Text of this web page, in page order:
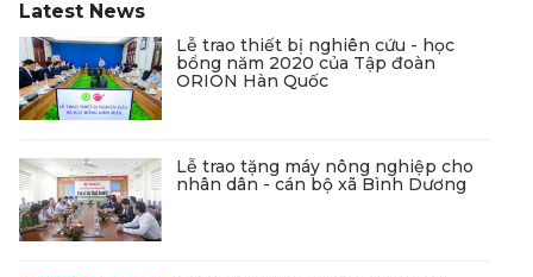
Latest News
Lễ trao thiết bị nghiên cứu - học
bổng năm 2020 của Tập đoàn
ORION Hàn Quốc
Lễ trao tặng máy nông nghiệp cho
nhân dân - cán bộ xã Bình Dương